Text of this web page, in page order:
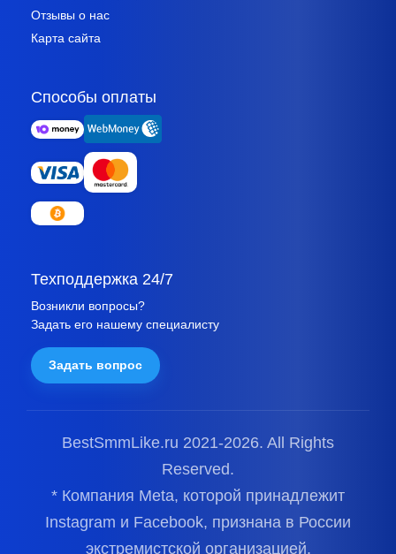
Отзывы о нас
Карта сайта
Способы оплаты
Техподдержка 24/7
Возникли вопросы?
Задать его нашему специалисту
Задать вопрос
BestSmmLike.ru 2021-2026. All Rights
Reserved.
* Компания Meta, которой принадлежит
Instagram и Facebook, признана в России
экстремистской организацией.